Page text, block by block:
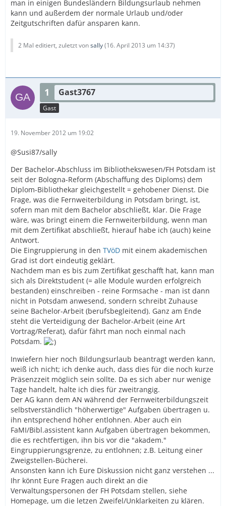
man in einigen Bundesländern Bildungsurlaub nehmen
kann und außerdem der normale Urlaub und/oder
Zeitgutschriften dafür ansparen kann.
2 Mal editiert, zuletzt vonsally(16. April 2013 um 14:37)
1 Gast3767
Gast
19. November 2012 um 19:02
@Susi87/sally
Der Bachelor-Abschluss im Bibliothekswesen/FH Potsdam ist
seit der Bologna-Reform (Abschaffung des Diploms) dem
Diplom-Bibliothekar gleichgestellt = gehobener Dienst. Die
Frage, was die Fernweiterbildung in Potsdam bringt, ist,
sofern man mit dem Bachelor abschließt, klar. Die Frage
wäre, was bringt einem die Fernweiterbildung, wenn man
mit dem Zertifikat abschließt, hierauf habe ich (auch) keine
Antwort.
Die Eingruppierung in den TVöD mit einem akademischen
Grad ist dort eindeutig geklärt.
Nachdem man es bis zum Zertifikat geschafft hat, kann man
sich als Direktstudent (= alle Module wurden erfolgreich
bestanden) einschreiben - reine Formsache - man ist dann
nicht in Potsdam anwesend, sondern schreibt Zuhause
seine Bachelor-Arbeit (berufsbegleitend). Ganz am Ende
steht die Verteidigung der Bachelor-Arbeit (eine Art
Vortrag/Referat), dafür fährt man noch einmal nach
Potsdam.
Inwiefern hier noch Bildungsurlaub beantragt werden kann,
weiß ich nicht; ich denke auch, dass dies für die noch kurze
Präsenzzeit möglich sein sollte. Da es sich aber nur wenige
Tage handelt, halte ich dies für zweitrangig.
Der AG kann dem AN während der Fernweiterbildungszeit
selbstverständlich "höherwertige" Aufgaben übertragen u.
ihn entsprechend höher entlohnen. Aber auch ein
FaMI/Bibl.assistent kann Aufgaben übertragen bekommen,
die es rechtfertigen, ihn bis vor die "akadem."
Eingruppierungsgrenze, zu entlohnen; z.B. Leitung einer
Zweigstellen-Bücherei.
Ansonsten kann ich Eure Diskussion nicht ganz verstehen ...
Ihr könnt Eure Fragen auch direkt an die
Verwaltungspersonen der FH Potsdam stellen, siehe
Homepage, um die letzen Zweifel/Unklarkeiten zu klären.